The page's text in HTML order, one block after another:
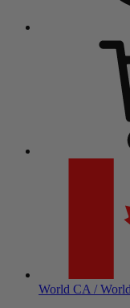
World CA / World